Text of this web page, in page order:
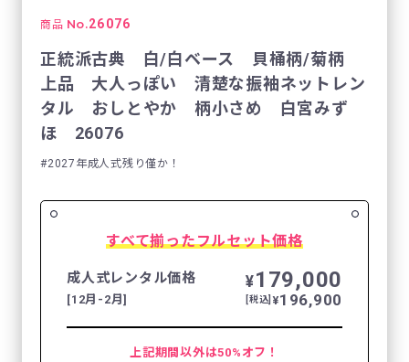
商品 No.26076
正統派古典 白/白ベース 貝桶柄/菊柄
上品 大人っぽい 清楚な振袖ネットレン
タル おしとやか 柄小さめ 白宮みず
ほ 26076
2027年成人式残り僅か！
すべて揃ったフルセット価格
成人式レンタル価格
[12月-2月]
¥179,000
[税込] ¥196,900
上記期間以外は50%オフ！